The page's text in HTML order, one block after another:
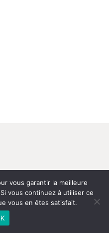
vous garantir la meilleure
vous continuez à utiliser ce
vous en êtes satisfait.